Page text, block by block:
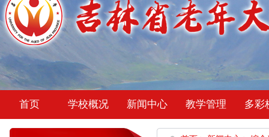
首页 学校概况 新闻中心 教学管理 多彩